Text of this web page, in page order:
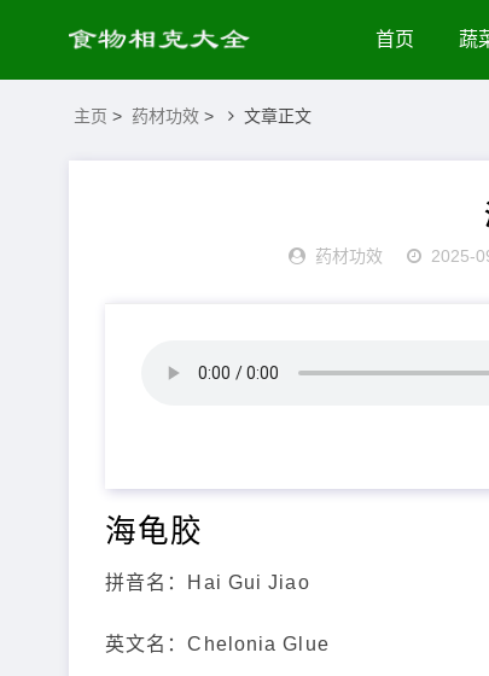
首页 蔬
主页 > 药材功效 > 文章正文
药材功效 2025-
海龟胶
拼音名：Hai Gui Jiao
英文名：Chelonia Glue